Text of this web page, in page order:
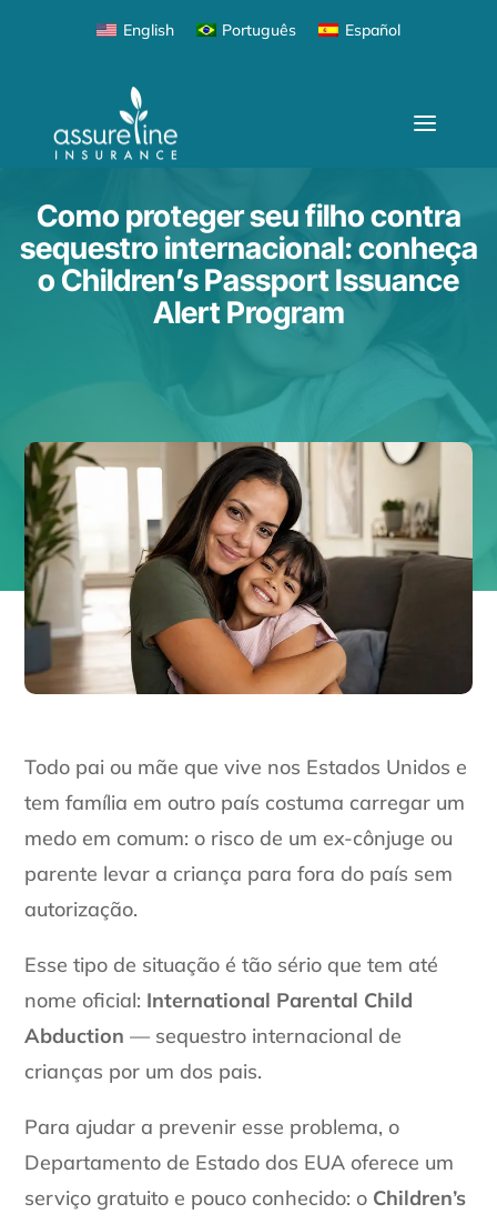
English Português Español
Como proteger seu filho contra
sequestro internacional: conheça
o Children’s Passport Issuance
Alert Program
Todo pai ou mãe que vive nos Estados Unidos e
tem família em outro país costuma carregar um
medo em comum: o risco de um ex-cônjuge ou
parente levar a criança para fora do país sem
autorização.
Esse tipo de situação é tão sério que tem até
nome oficial: International Parental Child
Abduction — sequestro internacional de
crianças por um dos pais.
Para ajudar a prevenir esse problema, o
Departamento de Estado dos EUA oferece um
serviço gratuito e pouco conhecido: o Children’s